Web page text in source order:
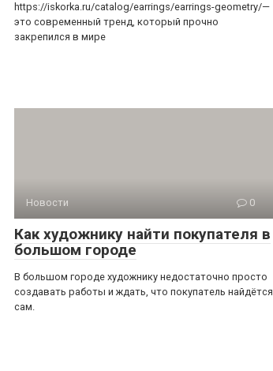
https://iskorka.ru/catalog/earrings/earrings-geometry/—
это современный тренд, который прочно
закрепился в мире
Новости 0
Как художнику найти покупателя в
большом городе
В большом городе художнику недостаточно просто
создавать работы и ждать, что покупатель найдётся
сам.